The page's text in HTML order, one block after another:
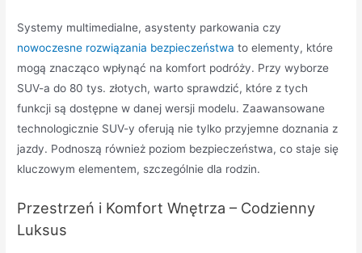
Systemy multimedialne, asystenty parkowania czy
nowoczesne rozwiązania bezpieczeństwa to elementy, które
mogą znacząco wpłynąć na komfort podróży. Przy wyborze
SUV-a do 80 tys. złotych, warto sprawdzić, które z tych
funkcji są dostępne w danej wersji modelu. Zaawansowane
technologicznie SUV-y oferują nie tylko przyjemne doznania z
jazdy. Podnoszą również poziom bezpieczeństwa, co staje się
kluczowym elementem, szczególnie dla rodzin.
Przestrzeń i Komfort Wnętrza – Codzienny
Luksus